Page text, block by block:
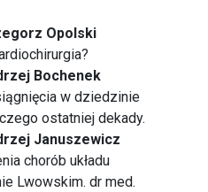
Opolski
Bochenek
w dziedzinie
ostatniej dekady.
Januszewicz
chorób układu
Lwowskim. dr med.